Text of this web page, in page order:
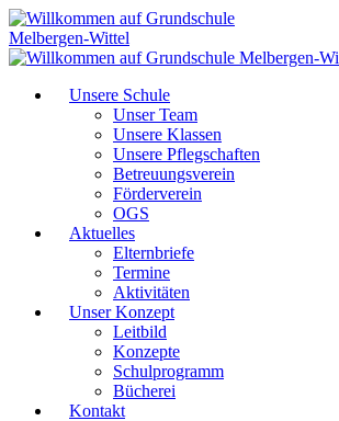
Unsere Schule
Unser Team
Unsere Klassen
Unsere Pflegschaften
Betreuungsverein
Förderverein
OGS
Aktuelles
Elternbriefe
Termine
Aktivitäten
Unser Konzept
Leitbild
Konzepte
Schulprogramm
Bücherei
Kontakt